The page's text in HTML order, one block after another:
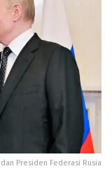
Presiden Federasi Rusia